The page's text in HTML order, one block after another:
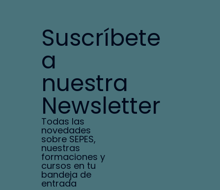
Suscríbete
a
nuestra
Newsletter
Todas las
novedades
sobre SEPES,
nuestras
formaciones y
cursos en tu
bandeja de
entrada